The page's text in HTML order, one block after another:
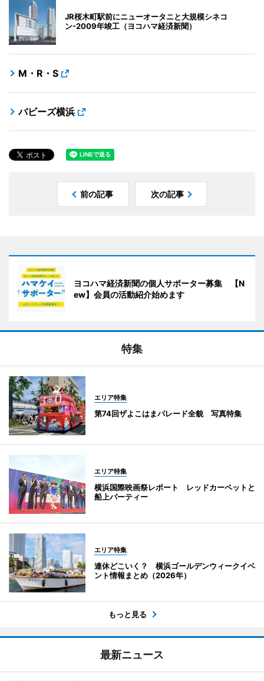
JR桜木町駅前にニューオータニと大規模シネコ
ン-2009年竣工（ヨコハマ経済新聞）
M・R・S
バビーズ横浜
前の記事 次の記事
ヨコハマ経済新聞の個人サポーター募集 【N
ew】会員の活動紹介始めます
特集
エリア特集
第74回ザよこはまパレード全貌 写真特集
エリア特集
横浜国際映画祭レポート レッドカーペットと
船上パーティー
エリア特集
連休どこいく？ 横浜ゴールデンウィークイベ
ント情報まとめ（2026年）
もっと見る
最新ニュース